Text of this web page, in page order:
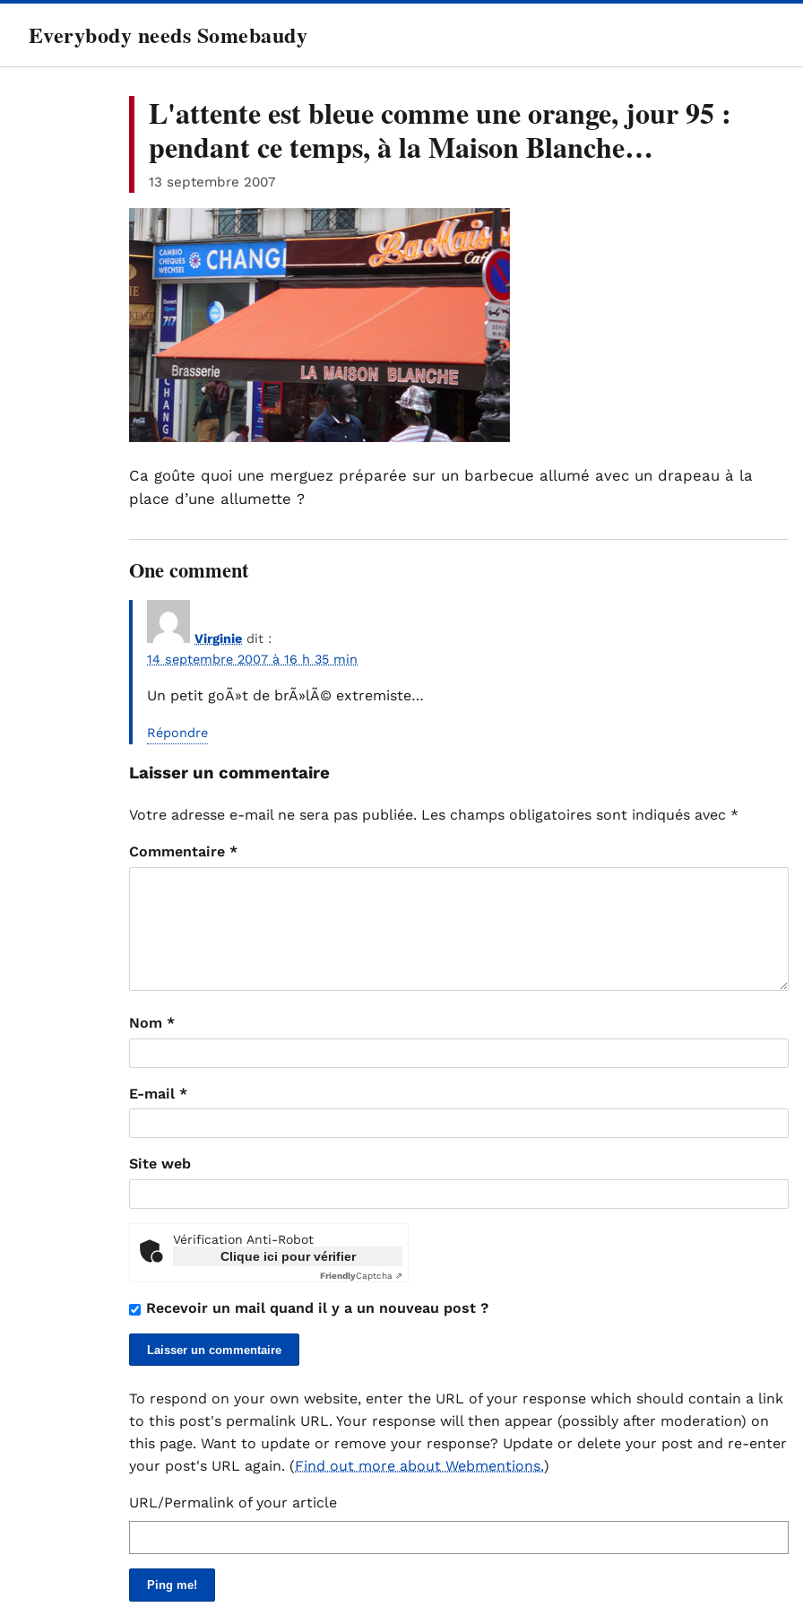
Everybody needs Somebaudy
L'attente est bleue comme une orange, jour 95 :
pendant ce temps, à la Maison Blanche…
13 septembre 2007
Ca goûte quoi une merguez préparée sur un barbecue allumé avec un drapeau à la
place d’une allumette ?
One comment
Virginie dit :
14 septembre 2007 à 16 h 35 min
Un petit goÃ»t de brÃ»lÃ© extremiste…
Répondre
Laisser un commentaire
Votre adresse e-mail ne sera pas publiée. Les champs obligatoires sont indiqués avec *
Commentaire *
Nom *
E-mail *
Site web
Vérification Anti-Robot
Clique ici pour vérifier
FriendlyCaptcha ⇗
Recevoir un mail quand il y a un nouveau post ?
To respond on your own website, enter the URL of your response which should contain a link
to this post's permalink URL. Your response will then appear (possibly after moderation) on
this page. Want to update or remove your response? Update or delete your post and re-enter
your post's URL again. (Find out more about Webmentions.)
URL/Permalink of your article